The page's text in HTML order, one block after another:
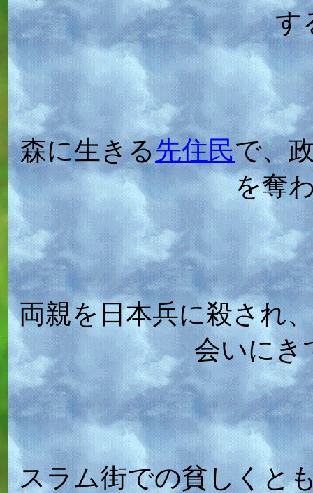
す
森に生きる先住民で、
を奪
両親を日本兵に殺され
会いにき
スラム街での貧しくと